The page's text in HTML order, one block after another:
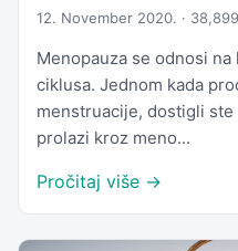
12. November 2020. ·
Menopauza se odnosi
ciklusa. Jednom kada
menstruacije, dostigli
prolazi kroz meno...
Pročitaj više →